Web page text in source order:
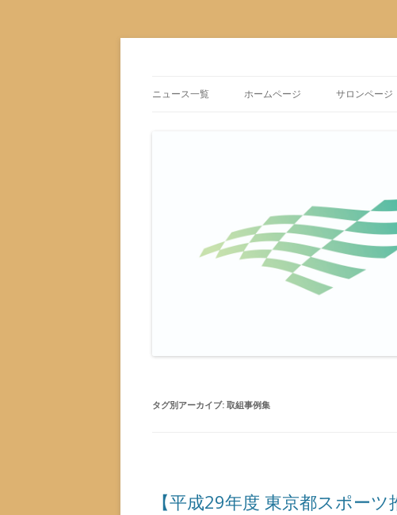
ニュース一覧 ホームページ サロンページ
タグ別アーカイブ: 取組事例集
【平成29年度 東京都スポー